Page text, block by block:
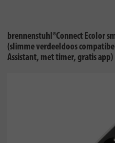
brennenstuhl®Connect Ecolor
(slimme verdeeldoos
Assistant, met timer, gratis app)